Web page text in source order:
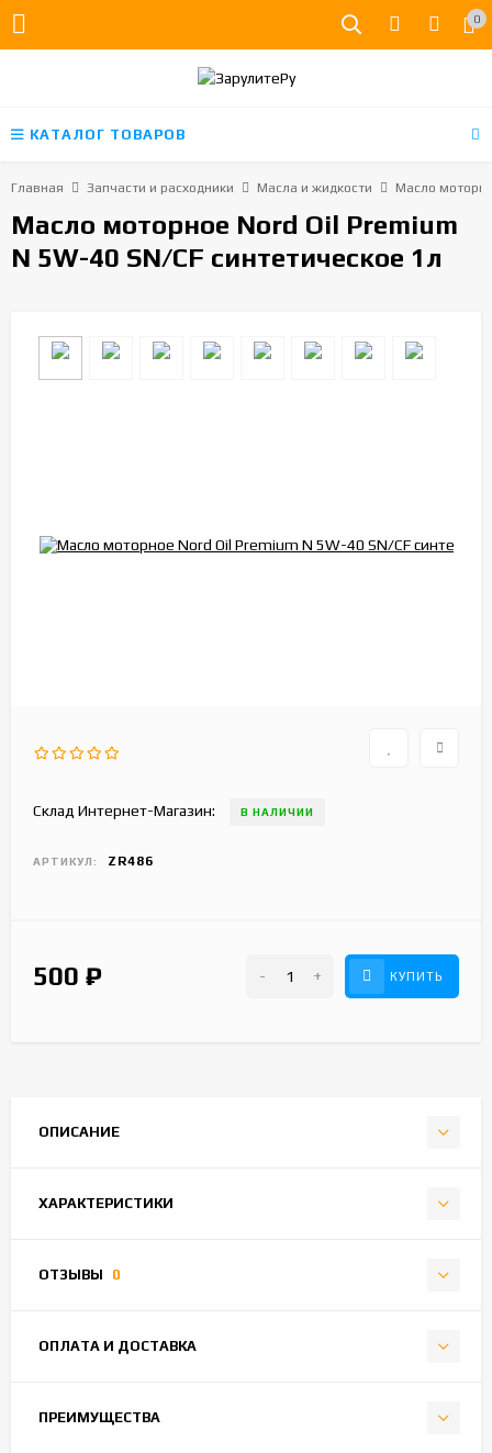
0
КАТАЛОГ ТОВАРОВ
Главная Запчасти и расходники Масла и жидкости Масло
Масло моторное Nord Oil Premium
N 5W-40 SN/CF синтетическое 1л
Склад Интернет-Магазин: В НАЛИЧИИ
АРТИКУЛ: ZR486
500 ₽ - + КУПИТЬ
ОПИСАНИЕ
ХАРАКТЕРИСТИКИ
ОТЗЫВЫ 0
ОПЛАТА И ДОСТАВКА
ПРЕИМУЩЕСТВА